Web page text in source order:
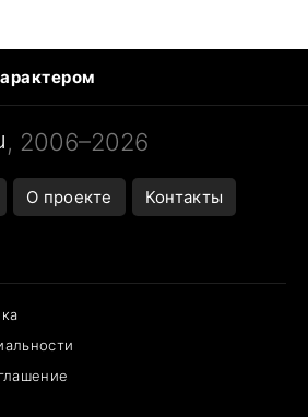
Тунцы в океанариуме
Maps
, 2006–2026
О проекте Контакты